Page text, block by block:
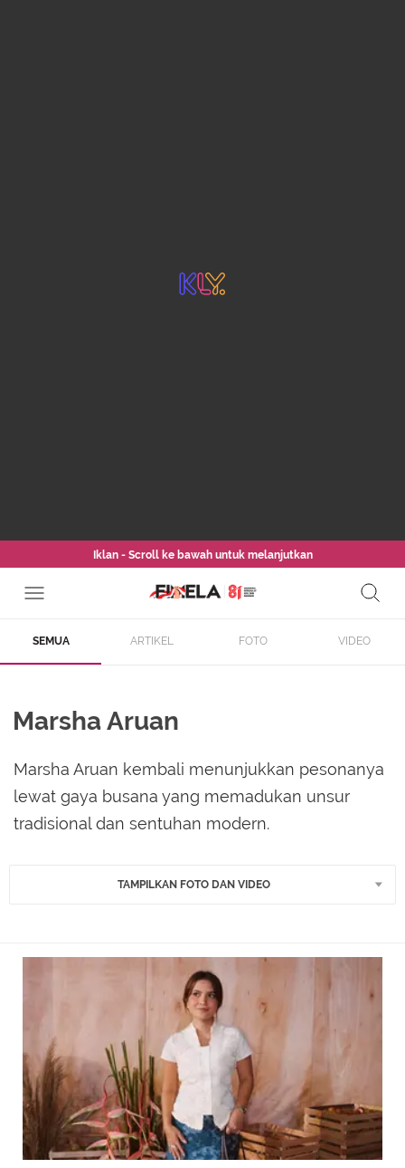
Iklan - Scroll ke bawah untuk melanjutkan
SEMUA ARTIKEL FOTO VIDEO
Marsha Aruan
Marsha Aruan kembali menunjukkan pesonanya
lewat gaya busana yang memadukan unsur
tradisional dan sentuhan modern.
TAMPILKAN FOTO DAN VIDEO